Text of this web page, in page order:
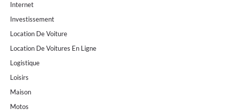
Internet
Investissement
Location De Voiture
Location De Voitures En Ligne
Logistique
Loisirs
Maison
Motos